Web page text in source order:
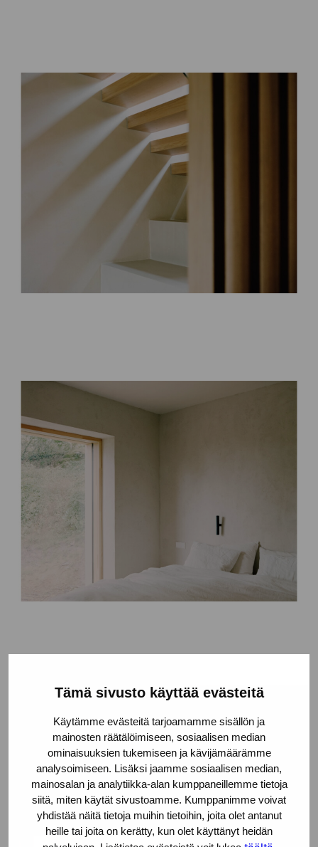
Tämä sivusto käyttää evästeitä
Käytämme evästeitä tarjoamamme sisällön ja
mainosten räätälöimiseen, sosiaalisen median
ominaisuuksien tukemiseen ja kävijämäärämme
analysoimiseen. Lisäksi jaamme sosiaalisen median,
mainosalan ja analytiikka-alan kumppaneillemme tietoja
siitä, miten käytät sivustoamme. Kumppanimme voivat
yhdistää näitä tietoja muihin tietoihin, joita olet antanut
heille tai joita on kerätty, kun olet käyttänyt heidän